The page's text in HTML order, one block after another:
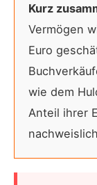
Kurz
Vermögen
Euro
wie dem
Anteil ihrer